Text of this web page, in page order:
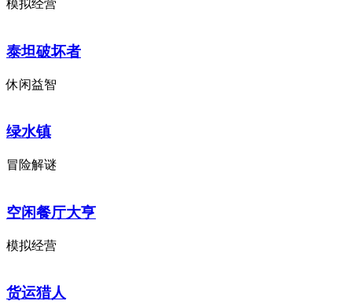
模拟经营
泰坦破坏者
休闲益智
绿水镇
冒险解谜
空闲餐厅大亨
模拟经营
货运猎人